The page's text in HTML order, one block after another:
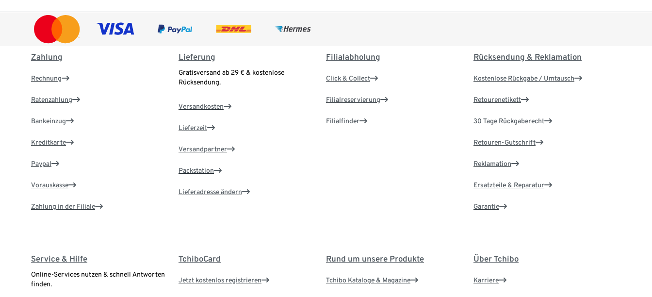
Zahlung
Rechnung
Ratenzahlung
Bankeinzug
Kreditkarte
Paypal
Vorauskasse
Zahlung in der Filiale
Lieferung
Gratisversand ab 29 € & kostenlose
Rücksendung.
Versandkosten
Lieferzeit
Versandpartner
Packstation
Lieferadresse ändern
Filialabholung
Click & Collect
Filialreservierung
Filialfinder
Rücksendung & Reklamation
Kostenlose Rückgabe / Umtausch
Retourenetikett
30 Tage Rückgaberecht
Retouren-Gutschrift
Reklamation
Ersatzteile & Reparatur
Garantie
Service & Hilfe
Online-Services nutzen & schnell Antworten
finden.
TchiboCard
Jetzt kostenlos registrieren
Rund um unsere Produkte
Tchibo Kataloge & Magazine
Über Tchibo
Karriere